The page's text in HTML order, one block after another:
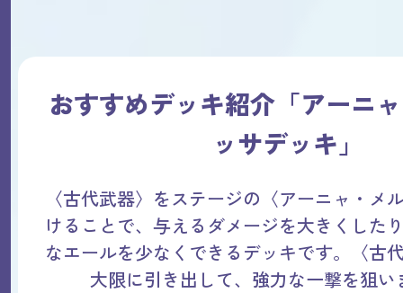
おすすめデッキ紹介「アーニ
ッサデッキ」
〈古代武器〉をステージの〈アーニャ・メ
けることで、与えるダメージを大きくした
なエールを少なくできるデッキです。〈古
大限に引き出して、強力な一撃を狙い